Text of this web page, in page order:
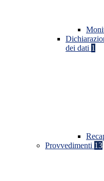
dei dati 1
Provvedimenti 13